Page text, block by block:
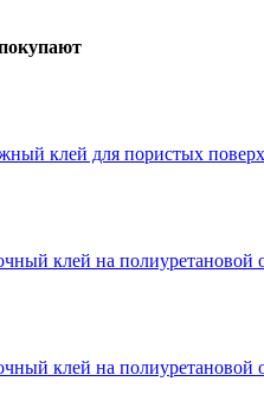
клей для пористых
клей на полиуретановой
клей на полиуретановой